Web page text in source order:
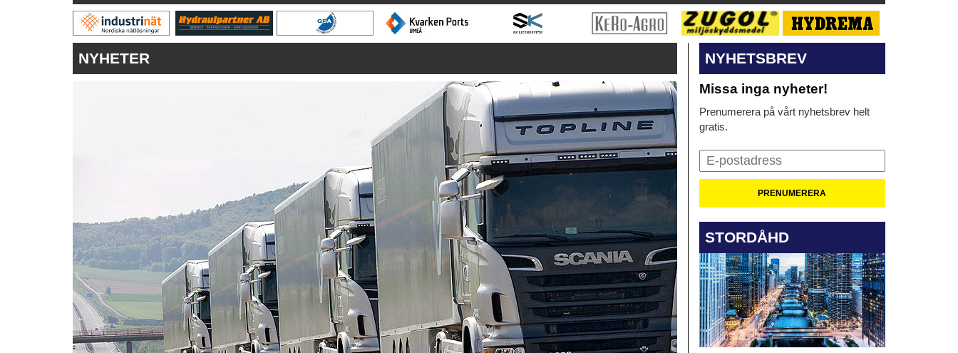
NYHETER NYHETSBREV
Missa inga nyheter!
Prenumerera på vårt nyhetsbrev helt
gratis.
STORDÅHD